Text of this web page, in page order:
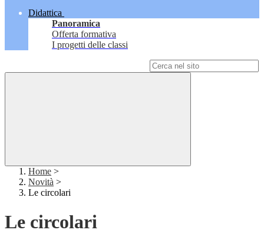
Didattica
Panoramica
Offerta formativa
I progetti delle classi
Home >
Novità >
Le circolari
Le circolari